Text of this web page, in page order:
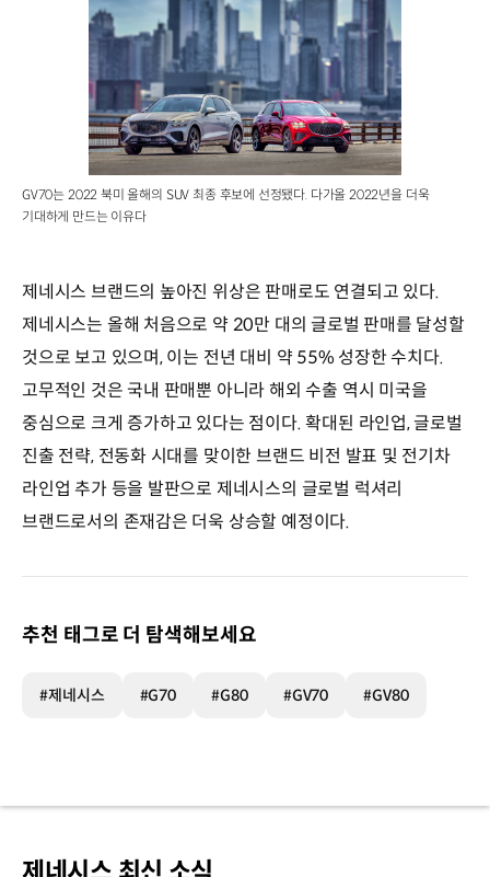
GV70는 2022 북미 올해의 SUV 최종 후보에 선정됐다. 다가올 2022년을 더욱
기대하게 만드는 이유다
제네시스 브랜드의 높아진 위상은 판매로도 연결되고 있다.
제네시스는 올해 처음으로 약 20만 대의 글로벌 판매를 달성할
것으로 보고 있으며, 이는 전년 대비 약 55% 성장한 수치다.
고무적인 것은 국내 판매뿐 아니라 해외 수출 역시 미국을
중심으로 크게 증가하고 있다는 점이다. 확대된 라인업, 글로벌
진출 전략, 전동화 시대를 맞이한 브랜드 비전 발표 및 전기차
라인업 추가 등을 발판으로 제네시스의 글로벌 럭셔리
브랜드로서의 존재감은 더욱 상승할 예정이다.
추천 태그로 더 탐색해보세요
#제네시스 #G70 #G80 #GV70 #GV80